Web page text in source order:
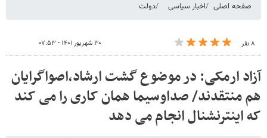
صفحه اصلی اخبار سیاسی دولت
۸ نفر ۳۰ شهریور ۱۴۰۱ - ۰۷:۵۳
آزاد ارمکی: در موضوع گشت ارشاد،اصواگرایان
هم منتقدند/ صداوسیما همان کاری را می کند
که اینترنشنال انجام می دهد